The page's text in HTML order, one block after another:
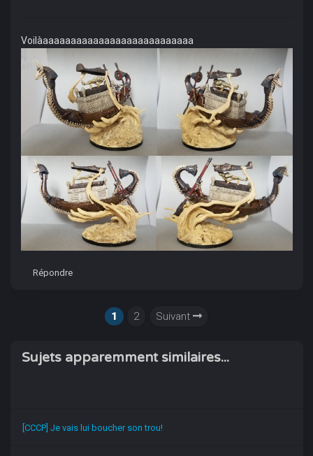
Voilàaaaaaaaaaaaaaaaaaaaaaaaaaaa
Répondre
1 2 Suivant
Sujets apparemment similaires...
[CCCP] Je vais lui boucher son trou!